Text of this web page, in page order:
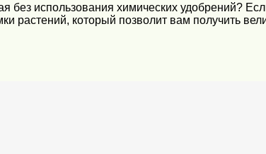
использования химических удобрений?
который позволит вам получить